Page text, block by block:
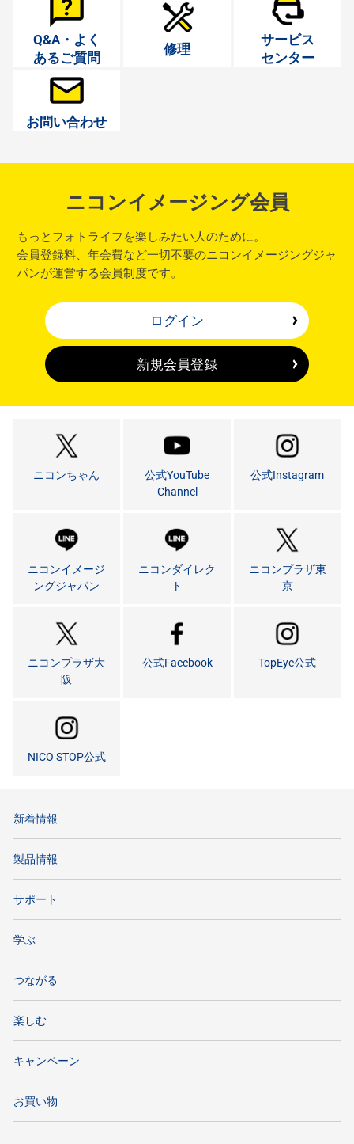
Q&A・よく
あるご質問
修理
サービス
センター
お問い合わせ
ニコンイメージング会員
もっとフォトライフを楽しみたい人のために。
会員登録料、年会費など一切不要のニコンイメージングジャ
パンが運営する会員制度です。
ログイン
新規会員登録
ニコンちゃん
公式YouTube
Channel
公式Instagram
ニコンイメージ
ングジャパン
ニコンダイレク
ト
ニコンプラザ東
京
ニコンプラザ大
阪
公式Facebook TopEye公式
NICO STOP公式
新着情報
製品情報
サポート
学ぶ
つながる
楽しむ
キャンペーン
お買い物